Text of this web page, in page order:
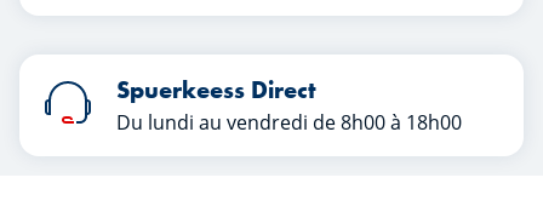
Spuerkeess Direct
Du lundi au vendredi de 8h00 à 18h00